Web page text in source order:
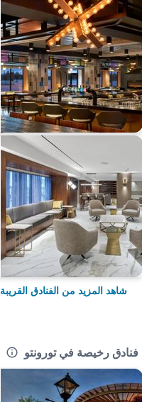
شاهد المزيد من الفنادق القريبة
فنادق رخيصة في تورونتو